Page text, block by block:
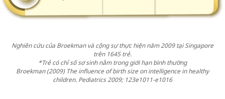
Nghiên cứu của Broekman và cộng sự thực hiện năm 2009 tại Singapore
trên 1645 trẻ.
*Trẻ có chỉ số sơ sinh nằm trong giới hạn bình thường
Broekman (2009) The influence of birth size on intelligence in healthy
children. Pediatrics 2009; 123e1011-e1016